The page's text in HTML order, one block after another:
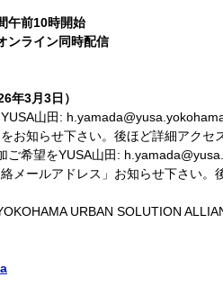
午前10時開始
ンライン同時配信
年3月3日）
山田:
お知らせ下さい。後ほど詳細アクセ
ご希望をYUSA山田:
メールアドレス」お知らせ下さい。
URBAN SOLUTION